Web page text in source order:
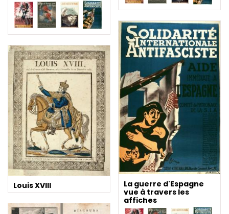
La guerre d'Espagne
vue à travers les
affiches
Louis XVIII